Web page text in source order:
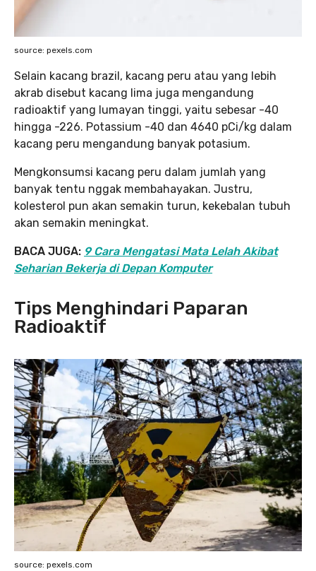
source: pexels.com
Selain kacang brazil, kacang peru atau yang lebih
akrab disebut kacang lima juga mengandung
radioaktif yang lumayan tinggi, yaitu sebesar -40
hingga -226. Potassium -40 dan 4640 pCi/kg dalam
kacang peru mengandung banyak potasium.
Mengkonsumsi kacang peru dalam jumlah yang
banyak tentu nggak membahayakan. Justru,
kolesterol pun akan semakin turun, kekebalan tubuh
akan semakin meningkat.
BACA JUGA: 9 Cara Mengatasi Mata Lelah Akibat
Seharian Bekerja di Depan Komputer
Tips Menghindari Paparan
Radioaktif
source: pexels.com